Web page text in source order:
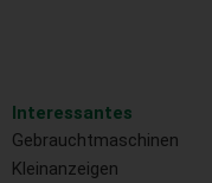
Interessantes
Gebrauchtmaschinen
Kleinanzeigen